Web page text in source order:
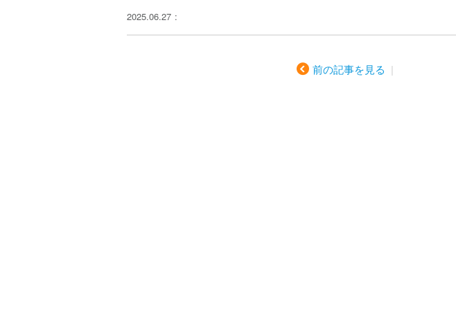
2025.06.27
前の記事を見る